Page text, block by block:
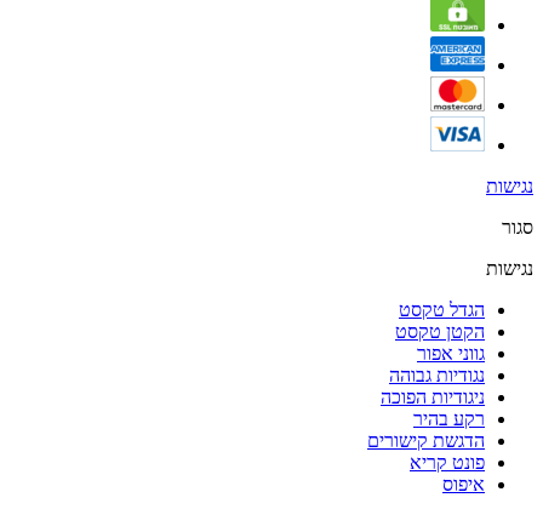
נגישות
סגור
נגישות
הגדל טקסט
הקטן טקסט
גווני אפור
נגודיות גבוהה
ניגודיות הפוכה
רקע בהיר
הדגשת קישורים
פונט קריא
איפוס